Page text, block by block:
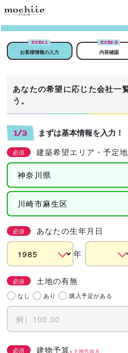
STEP.1
お客様情報の入力
STEP.2
内容確認
あなたの希望に応じた会社一
う。
1/3 まずは基本情報を入力！
必須 建築希望エリア・予定地
必須 あなたの生年月日
年
必須 土地の有無
なし あり 購入予定がある
必須 建物予算※土地代抜き